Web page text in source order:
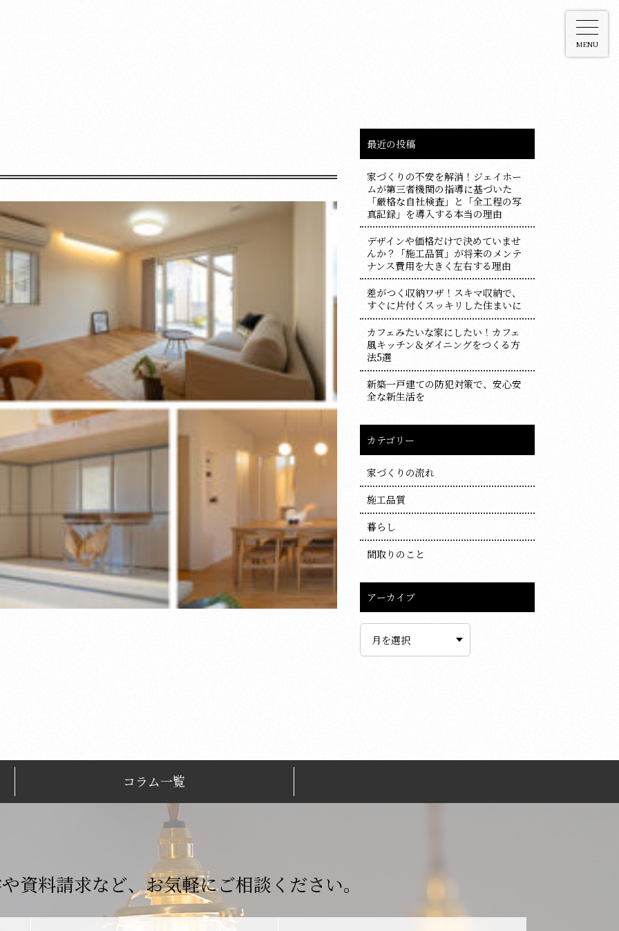
MENU
最近の投稿
家づくりの不安を解消！ジェイホー
ムが第三者機関の指導に基づいた
「厳格な自社検査」と「全工程の写
真記録」を導入する本当の理由
デザインや価格だけで決めていませ
んか？「施工品質」が将来のメンテ
ナンス費用を大きく左右する理由
差がつく収納ワザ！スキマ収納で、
すぐに片付くスッキリした住まいに
カフェみたいな家にしたい！カフェ
風キッチン＆ダイニングをつくる方
法5選
新築一戸建ての防犯対策で、安心安
全な新生活を
カテゴリー
家づくりの流れ
施工品質
暮らし
間取りのこと
アーカイブ
イ
コラム一覧
資料請求など、お気軽にご相談ください。